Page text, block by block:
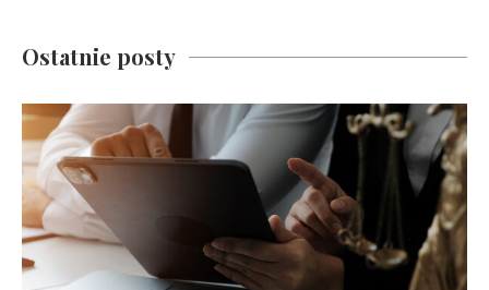
Ostatnie posty